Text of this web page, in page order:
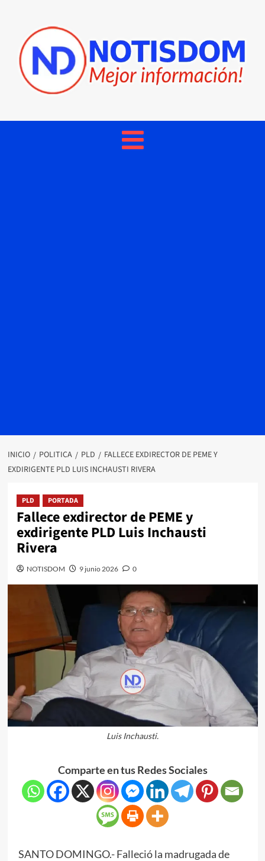
INICIO POLITICA PLD
FALLECE EXDIRECTOR DE PEME Y
EXDIRIGENTE PLD LUIS INCHAUSTI RIVERA
PLD PORTADA
Fallece exdirector de PEME y
exdirigente PLD Luis Inchausti
Rivera
NOTISDOM 9 junio 2026 0
Luis Inchausti.
Comparte en tus Redes Sociales
SANTO DOMINGO.- Falleció la madrugada de